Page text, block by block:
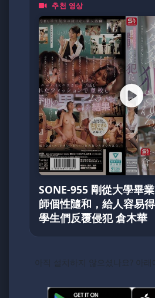
추천 영상
SONE-955 剛從大學畢
師個性隨和，給人容易
學生們反覆侵犯 倉木華
아직 설치하지 않으셨나요? 아